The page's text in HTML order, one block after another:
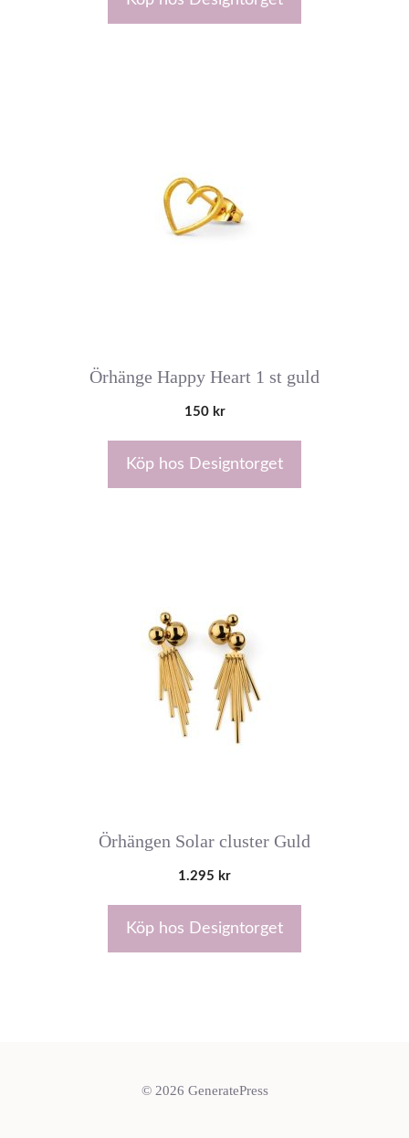
Örhänge Happy Heart 1 st guld
150 kr
Köp hos Designtorget
Örhängen Solar cluster Guld
1.295 kr
Köp hos Designtorget
© 2026 GeneratePress